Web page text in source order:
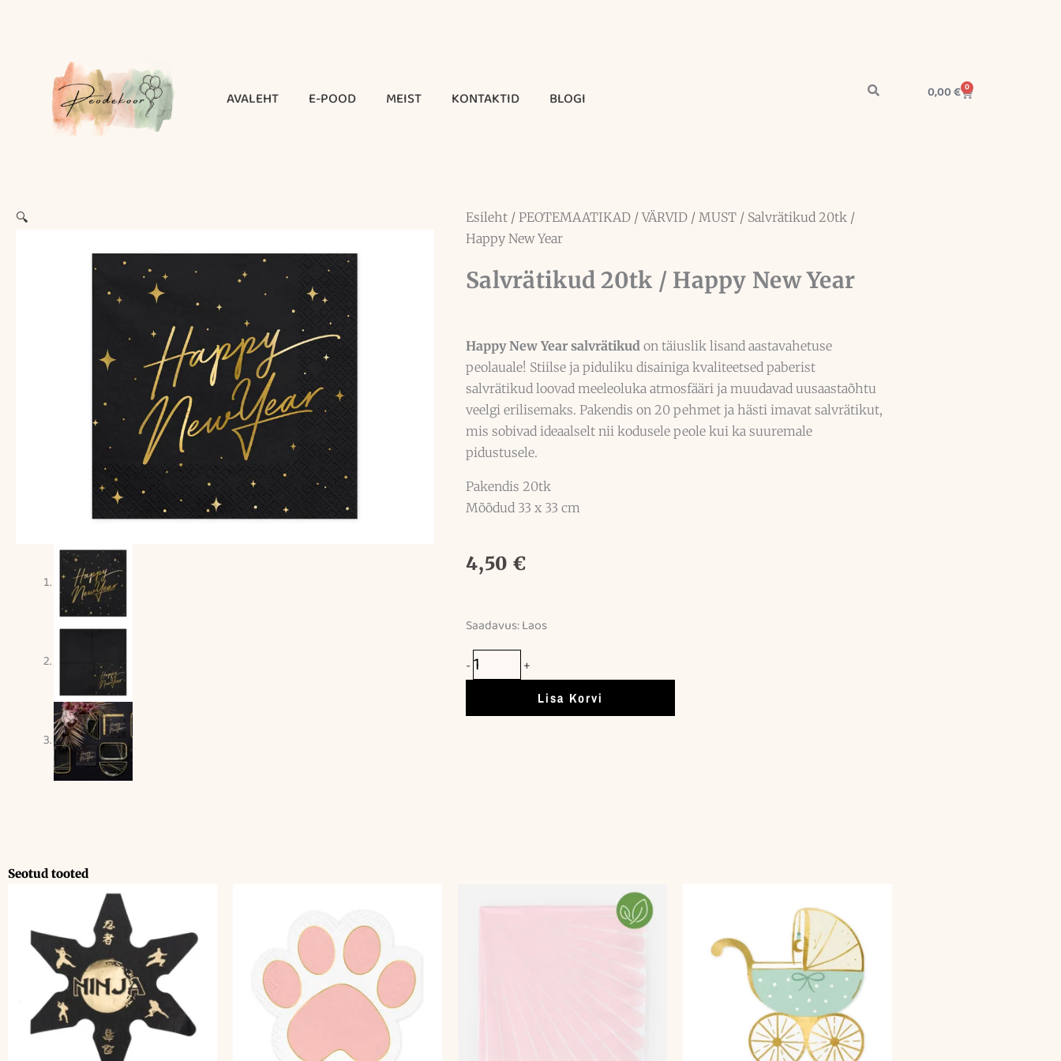
AVALEHT E-POOD MEIST KONTAKTID BLOGI 0,00€ 0
Cart
🔍 Esileht / PEOTEMAATIKAD /VÄRVID / MUST / Salvrätikud 20tk /
Happy New Year
Salvrätikud 20tk / Happy New Year
Happy New Year salvrätikud on täiuslik lisand aastavahetuse
peolauale! Stiilse ja piduliku disainiga kvaliteetsed paberist
salvrätikud loovad meeleoluka atmosfääri ja muudavad uusaastaõhtu
veelgi erilisemaks. Pakendis on 20 pehmet ja hästi imavat salvrätikut,
mis sobivad ideaalselt nii kodusele peole kui ka suuremale
pidustusele.
Pakendis 20tk
Mõõdud 33 x 33 cm
4,50 €
Saadavus:Laos
-
Salvrätikud
/
+
Lisa Korvi
Seotud tooted